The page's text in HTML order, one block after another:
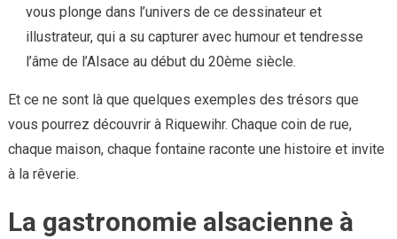
vous plonge dans l’univers de ce dessinateur et
illustrateur, qui a su capturer avec humour et tendresse
l’âme de l’Alsace au début du 20ème siècle.
Et ce ne sont là que quelques exemples des trésors que
vous pourrez découvrir à Riquewihr. Chaque coin de rue,
chaque maison, chaque fontaine raconte une histoire et invite
à la rêverie.
La gastronomie alsacienne à